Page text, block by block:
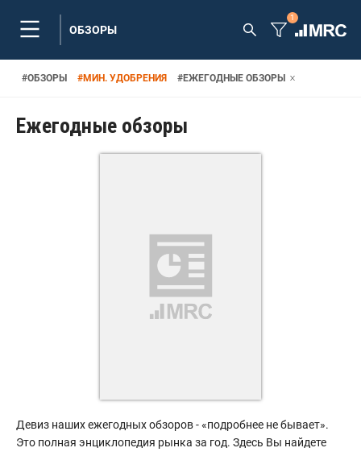
ОБЗОРЫ
1
#ОБЗОРЫ #МИН. УДОБРЕНИЯ #ЕЖЕГОДНЫЕ ОБЗОРЫ
Ежегодные обзоры
Девиз наших ежегодных обзоров - «подробнее не бывает».
Это полная энциклопедия рынка за год. Здесь Вы найдете